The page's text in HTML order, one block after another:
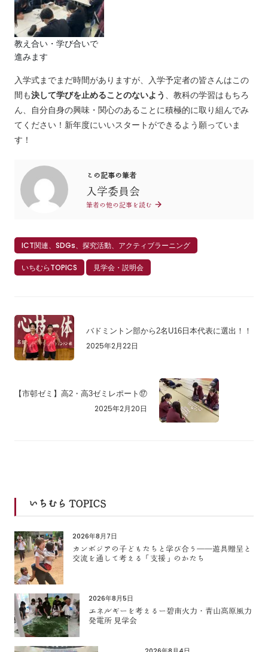
教え合い・学び合いで
進みます
入学式までまだ時間がありますが、入学予定者の皆さんはこの
間も決して学びを止めることのないよう 、教科の学習はもちろ
ん、自分自身の興味・関心のあることに積極的に取り組んでみ
てください！新年度にいいスタートができるよう願っていま
す！
この記事の筆者
入学委員会
筆者の他の記事を読む
ICT関連、SDGs、探究活動、アクティブラーニング
いちむらTOPICS 見学会・説明会
バドミントン部から2名U16日本代表に選出！！
2025年2月22日
【市邨ゼミ】高2・高3ゼミレポート⑰
2025年2月20日
いちむら TOPICS
2026年8月7日
カンボジアの子どもたちと学び合う――遊具贈呈と
交流を通して考える「支援」のかたち
2026年8月5日
エネルギーを考えるー碧南火力・青山高原風力
発電所 見学会